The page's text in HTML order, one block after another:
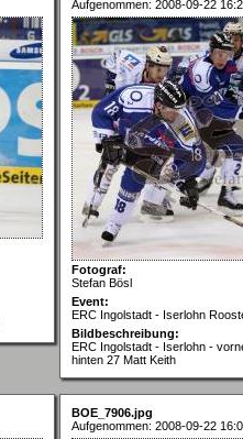
Aufgenommen: 2008-09-22
Fotograf:
Stefan Bösl
Event:
ERC Ingolstadt - Iserlohn
Bildbeschreibung:
ERC Ingolstadt - Iserlohn -
hinten 27 Matt Keith
BOE_7906.jpg
Aufgenommen: 2008-09-22